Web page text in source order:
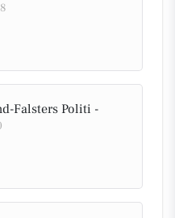
Falsters Politi -